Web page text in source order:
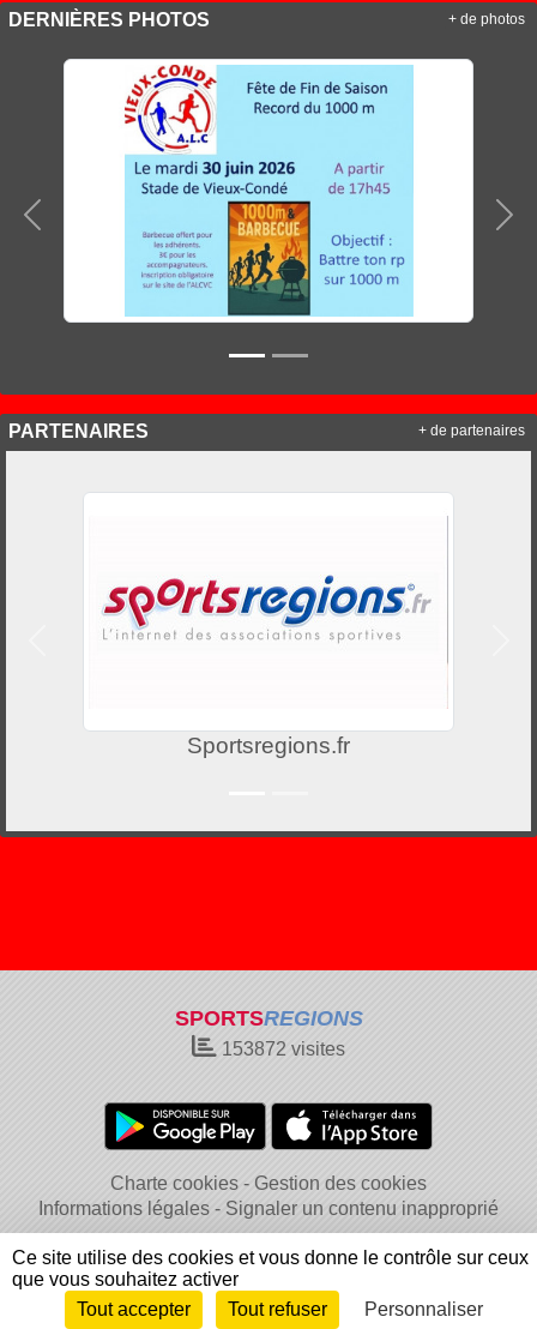
DERNIÈRES PHOTOS
Précedent
+ de photos
PARTENAIRES
Sportsregions.fr
+ de partenaires
SPORTSREGIONS
153872 visites
Charte cookies
Gestion des cookies
Informations légales
Signaler un contenu inapproprié
Envie de participer ? Connexion
Ce site utilise des cookies et vous donne le contrôle sur ceux
que vous souhaitez activer
Tout accepter
Tout refuser Personnaliser